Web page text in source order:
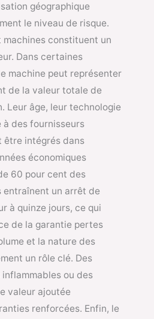
géographique
le niveau de risque.
machines constituent un
Dans certaines
machine peut représenter
de la valeur totale de
Leur âge, leur technologie
des fournisseurs
être intégrés dans
économiques
60 pour cent des
entraînent un arrêt de
à quinze jours, ce qui
de la garantie pertes
et la nature des
un rôle clé. Des
ou des
valeur ajoutée
renforcées. Enfin, le